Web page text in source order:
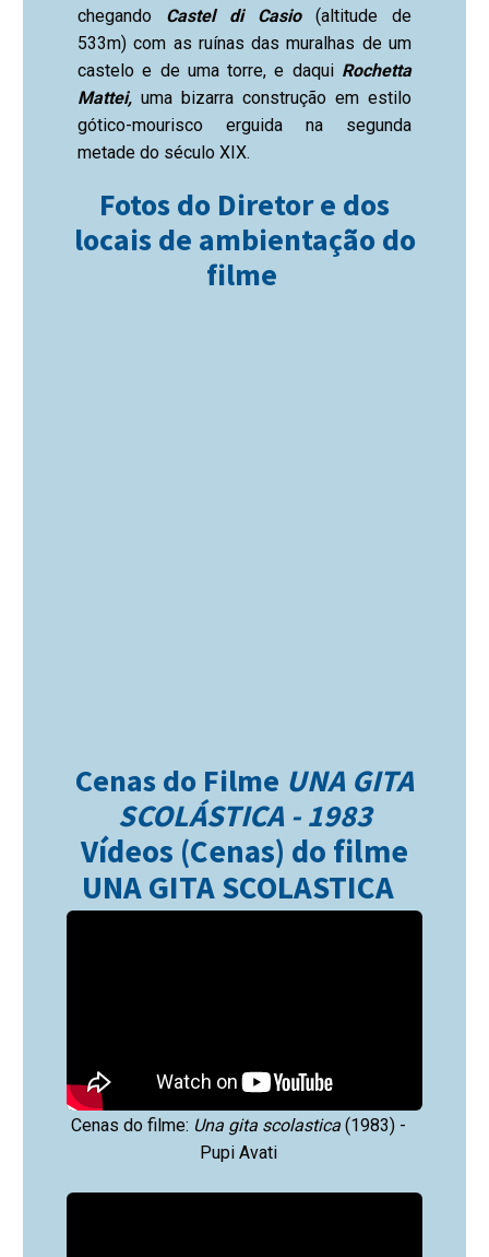
chegando Castel di Casio(altitude de
533m) com as ruínas das muralhas de um
castelo e de uma torre, e daqui Rochetta
Mattei, uma bizarra construção em estilo
gótico-mourisco erguida na segunda
metade do século XIX.
Fotos do Diretor e dos
locais de ambientação do
filme
Cenas do Filme UNA GITA
SCOLÁSTICA - 1983
Vídeos (Cenas) do filme
UNA GITA SCOLASTICA
Cenas do filme: Una gita scolastica (1983) -
Pupi Avati